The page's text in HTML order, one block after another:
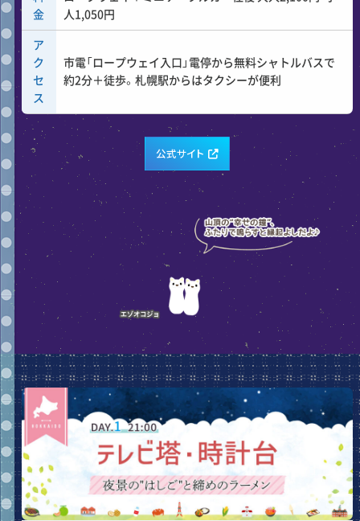
金
人1,050円
ア
ク
セ
ス
市電「ロープウェイ入口」電停から無料シャトルバスで
約2分＋徒歩。札幌駅からはタクシーが便利
公式サイト